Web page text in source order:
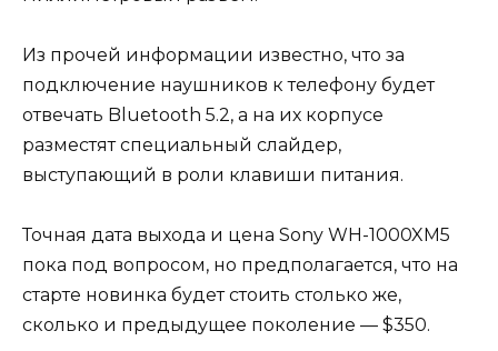
Из прочей информации известно, что за
подключение наушников к телефону будет
отвечать Bluetooth 5.2, а на их корпусе
разместят специальный слайдер,
выступающий в роли клавиши питания.
Точная дата выхода и цена Sony WH-1000XM5
пока под вопросом, но предполагается, что на
старте новинка будет стоить столько же,
сколько и предыдущее поколение — $350.